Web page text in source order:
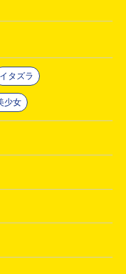
イタズラ
少女